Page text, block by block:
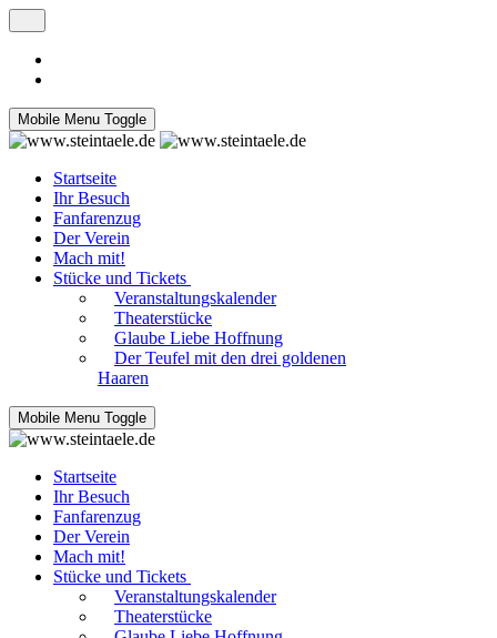
Mobile Menu Toggle
Startseite
Ihr Besuch
Fanfarenzug
Der Verein
Mach mit!
Stücke und Tickets
Veranstaltungskalender
Theaterstücke
Glaube Liebe Hoffnung
Der Teufel mit den drei goldenen
Haaren
Mobile Menu Toggle
Startseite
Ihr Besuch
Fanfarenzug
Der Verein
Mach mit!
Stücke und Tickets
Veranstaltungskalender
Theaterstücke